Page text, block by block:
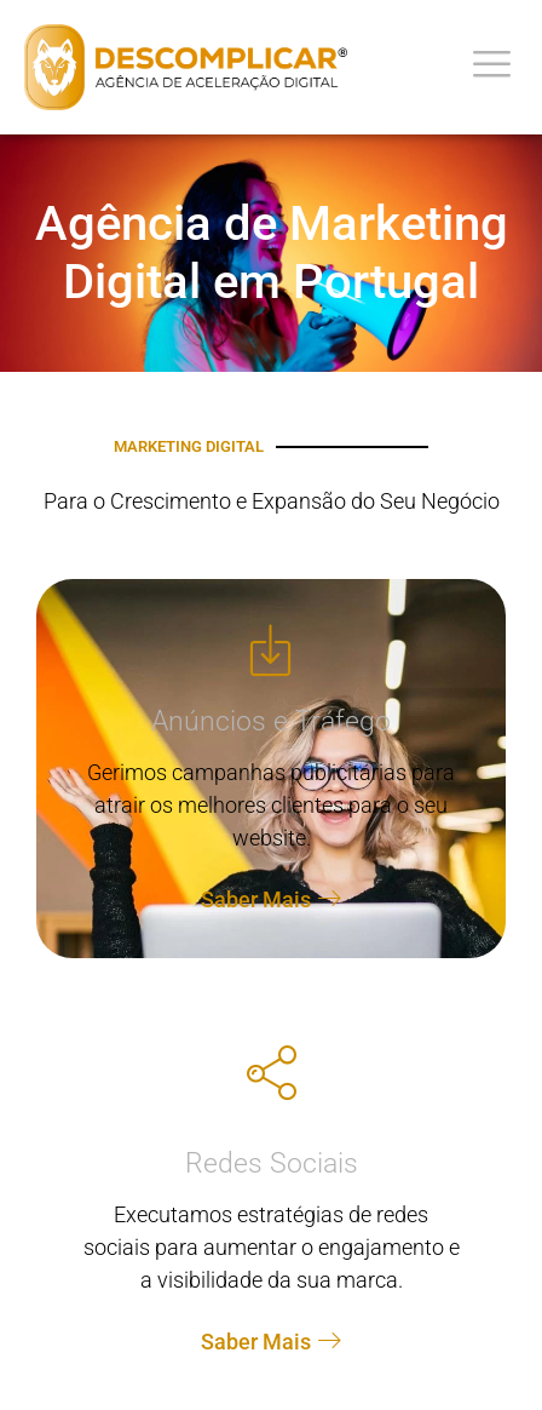
Agência de Marketing
Digital em Portugal
MARKETING DIGITAL
Para o Crescimento e Expansão do Seu Negócio​
Anúncios e Tráfego
Gerimos campanhas publicitárias para
atrair os melhores clientes para o seu
website.
Saber Mais
Redes Sociais
Executamos estratégias de redes
sociais para aumentar o engajamento e
a visibilidade da sua marca.
Saber Mais